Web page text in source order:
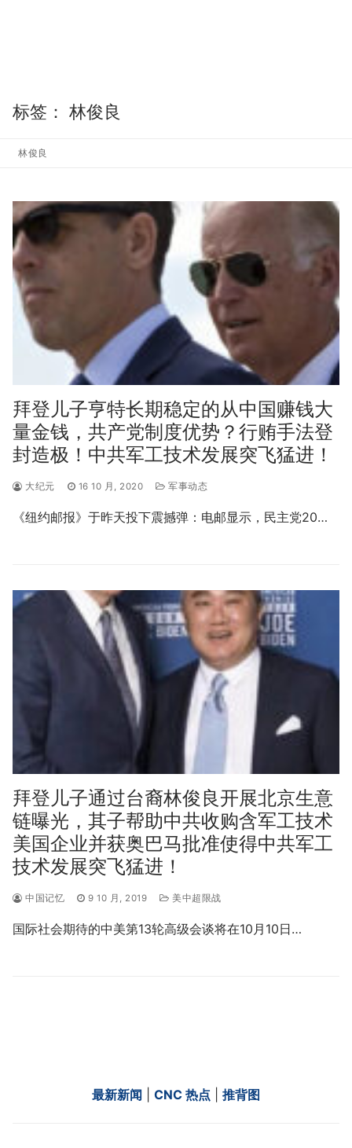
标签： 林俊良
林俊良
拜登儿子亨特长期稳定的从中国赚钱大
量金钱，共产党制度优势？行贿手法登
封造极！中共军工技术发展突飞猛进！
大纪元 16 10 月, 2020 军事动态
《纽约邮报》于昨天投下震撼弹：电邮显示，民主党20…
拜登儿子通过台裔林俊良开展北京生意
链曝光，其子帮助中共收购含军工技术
美国企业并获奥巴马批准使得中共军工
技术发展突飞猛进！
中国记忆 9 10 月, 2019 美中超限战
国际社会期待的中美第13轮高级会谈将在10月10日…
最新新闻 CNC 热点 推背图